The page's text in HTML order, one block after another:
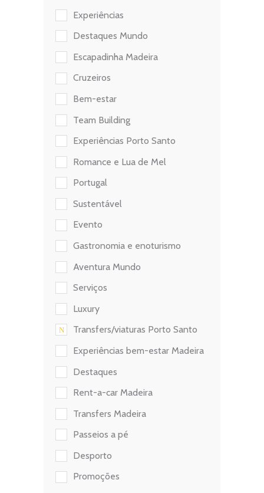
Experiências
Destaques Mundo
Escapadinha Madeira
Cruzeiros
Bem-estar
Team Building
Experiências Porto Santo
Romance e Lua de Mel
Portugal
Sustentável
Evento
Gastronomia e enoturismo
Aventura Mundo
Serviços
Luxury
Transfers/viaturas Porto Santo
Experiências bem-estar Madeira
Destaques
Rent-a-car Madeira
Transfers Madeira
Passeios a pé
Desporto
Promoções